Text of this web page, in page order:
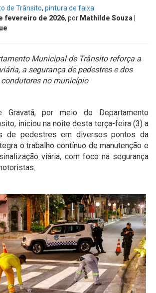
de Trânsito, pintura de faixa
fevereiro de 2026, por Mathilde Souza
Municipal de Trânsito reforça a
a segurança de pedestres e dos
condutores no município
Gravatá, por meio do Departamento
iniciou na noite desta terça-feira (3) a
de pedestres em diversos pontos da
o trabalho contínuo de manutenção e
viária, com foco na segurança